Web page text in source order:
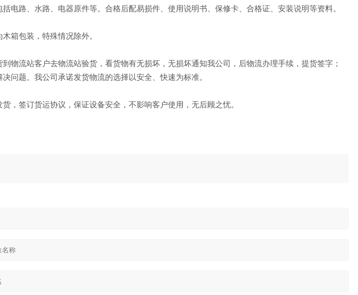
路、水路、电器原件等。合格后配易损件、使用说明书、保修卡、合格证、安装说明等资料。
箱包装，特殊情况除外。
流站客户去物流站验货，看货物有无损坏，无损坏通知我公司，后物流办理手续，提货签字；
问题。我公司承诺发货物流的选择以安全、快速为标准。
签订货运协议，保证设备安全，不影响客户使用，无后顾之忧。